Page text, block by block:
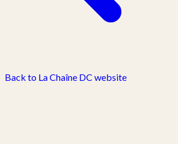
Back to La Chaîne DC website